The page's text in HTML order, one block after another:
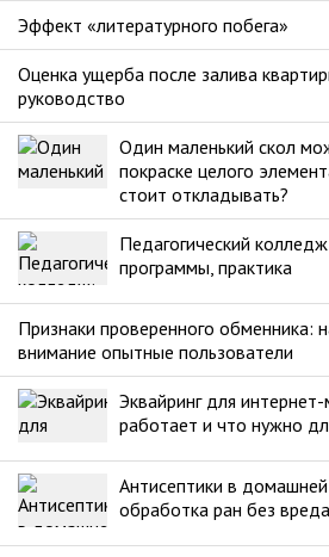
Эффект «литературного побега»
Оценка ущерба после залива
руководство
Один маленький скол
покраске целого
стоит откладывать?
Педагогический
программы, практика
Признаки проверенного обменника:
внимание опытные пользователи
Эквайринг для интернет-
работает и что нужно
Антисептики в
обработка ран без